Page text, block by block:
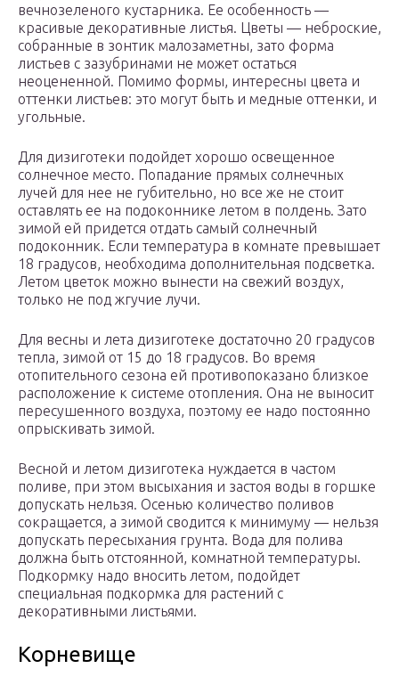
вечнозеленого кустарника. Ее особенность —
красивые декоративные листья. Цветы — неброские,
собранные в зонтик малозаметны, зато форма
листьев с зазубринами не может остаться
неоцененной. Помимо формы, интересны цвета и
оттенки листьев: это могут быть и медные оттенки, и
угольные.
Для дизиготеки подойдет хорошо освещенное
солнечное место. Попадание прямых солнечных
лучей для нее не губительно, но все же не стоит
оставлять ее на подоконнике летом в полдень. Зато
зимой ей придется отдать самый солнечный
подоконник. Если температура в комнате превышает
18 градусов, необходима дополнительная подсветка.
Летом цветок можно вынести на свежий воздух,
только не под жгучие лучи.
Для весны и лета дизиготеке достаточно 20 градусов
тепла, зимой от 15 до 18 градусов. Во время
отопительного сезона ей противопоказано близкое
расположение к системе отопления. Она не выносит
пересушенного воздуха, поэтому ее надо постоянно
опрыскивать зимой.
Весной и летом дизиготека нуждается в частом
поливе, при этом высыхания и застоя воды в горшке
допускать нельзя. Осенью количество поливов
сокращается, а зимой сводится к минимуму — нельзя
допускать пересыхания грунта. Вода для полива
должна быть отстоянной, комнатной температуры.
Подкормку надо вносить летом, подойдет
специальная подкормка для растений с
декоративными листьями.
Корневище